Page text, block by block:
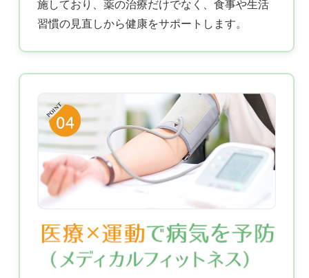
施しており、薬の治療だけでなく、食事や生活
習慣の見直しから健康をサポートします。